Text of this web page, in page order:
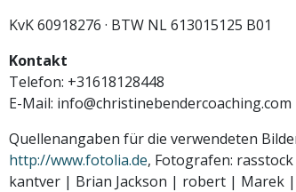
KvK 60918276 · BTW NL 613015125 B01
Kontakt
Telefon: +31618128448
E-Mail: info@christinebendercoaching.com
Quellenangaben für die verwendeten
http://www.fotolia.de, Fotografen:
kantver | Brian Jackson | robert |